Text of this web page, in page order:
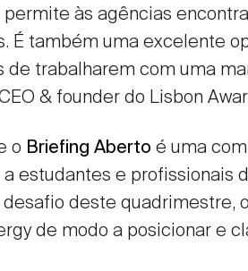
às agências
É também uma excelente
de trabalharem com uma
& founder do Lisbon
o Briefing Aberto é uma
estudantes e profissionais
deste quadrimestre,
de modo a posicionar e